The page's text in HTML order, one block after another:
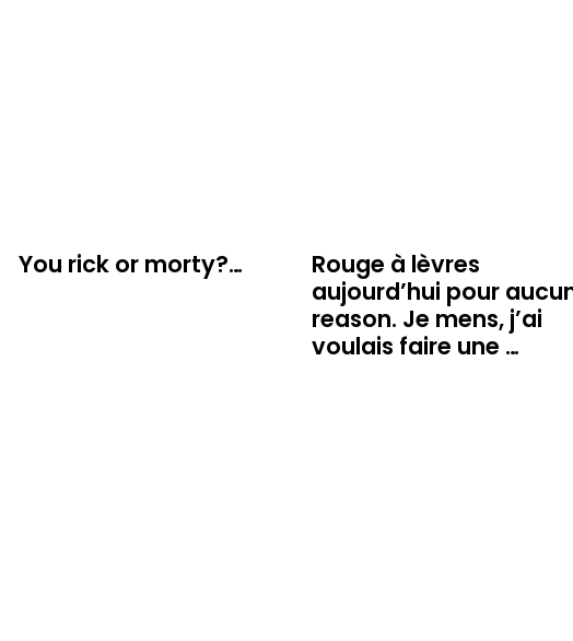
You rick or morty?…
Rouge à lèvres
aujourd’hui pour
reason. Je mens, j’ai
voulais faire une …